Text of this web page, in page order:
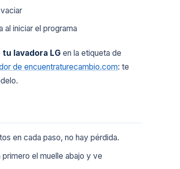
iniciar el programa
lavadora LG en la etiqueta de
de encuentraturecambio.com: te
en cada paso, no hay pérdida.
primero el muelle abajo y ve